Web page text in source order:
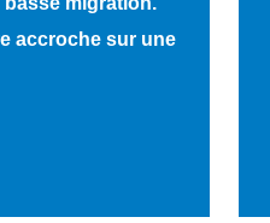
accroche sur une